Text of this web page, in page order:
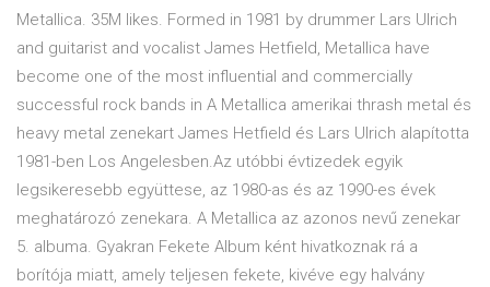
Metallica. 35M likes. Formed in 1981 by drummer Lars Ulrich
and guitarist and vocalist James Hetfield, Metallica have
become one of the most influential and commercially
successful rock bands in A Metallica amerikai thrash metal és
heavy metal zenekart James Hetfield és Lars Ulrich alapította
1981-ben Los Angelesben.Az utóbbi évtizedek egyik
legsikeresebb együttese, az 1980-as és az 1990-es évek
meghatározó zenekara. A Metallica az azonos nevű zenekar
5. albuma. Gyakran Fekete Album ként hivatkoznak rá a
borítója miatt, amely teljesen fekete, kivéve egy halvány